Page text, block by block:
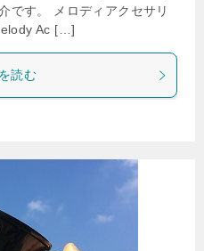
です。 メロディアクセサリ
Ac […]
読む